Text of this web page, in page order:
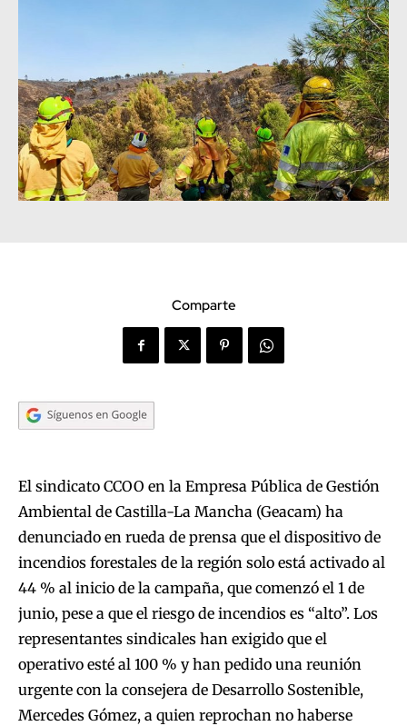
Comparte
El sindicato CCOO en la Empresa Pública de Gestión
Ambiental de Castilla-La Mancha (Geacam) ha
denunciado en rueda de prensa que el dispositivo de
incendios forestales de la región solo está activado al
44 % al inicio de la campaña, que comenzó el 1 de
junio, pese a que el riesgo de incendios es “alto”. Los
representantes sindicales han exigido que el
operativo esté al 100 % y han pedido una reunión
urgente con la consejera de Desarrollo Sostenible,
Mercedes Gómez, a quien reprochan no haberse